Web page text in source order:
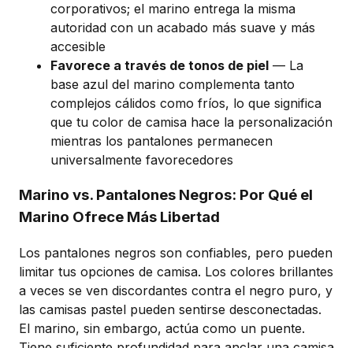
corporativos; el marino entrega la misma
autoridad con un acabado más suave y más
accesible
Favorece a través de tonos de piel — La
base azul del marino complementa tanto
complejos cálidos como fríos, lo que significa
que tu color de camisa hace la personalización
mientras los pantalones permanecen
universalmente favorecedores
Marino vs. Pantalones Negros: Por Qué el
Marino Ofrece Más Libertad
Los pantalones negros son confiables, pero pueden
limitar tus opciones de camisa. Los colores brillantes
a veces se ven discordantes contra el negro puro, y
las camisas pastel pueden sentirse desconectadas.
El marino, sin embargo, actúa como un puente.